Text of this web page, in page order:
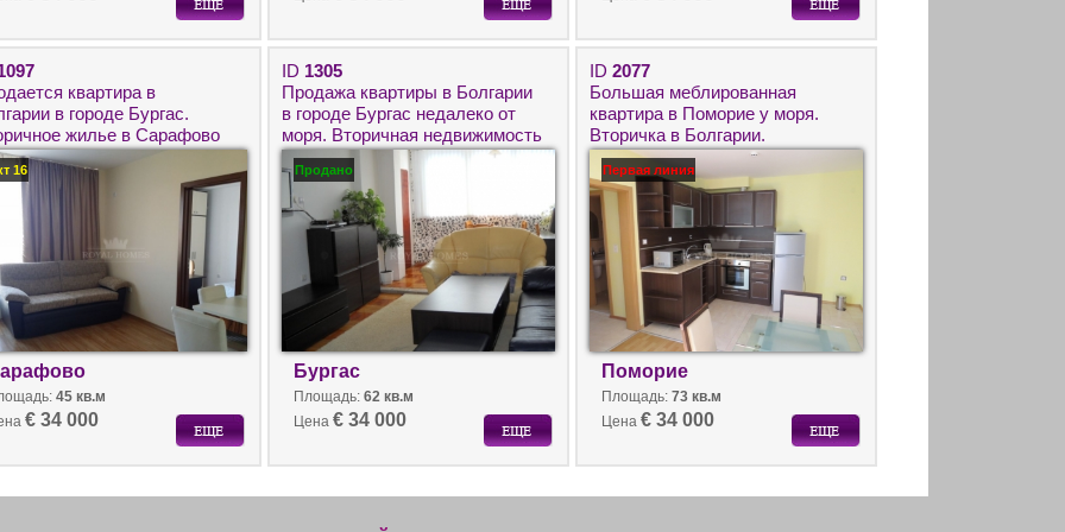
квартира в
в городе Бургас.
жилье в Сарафово
круглогодичного
16
45 кв.м
€ 34 000
ID 1305
Продажа квартиры в Болгарии
в городе Бургас недалеко от
моря. Вторичная недвижимость
для круглогодичного
проживания
Продано
Бургас
Площадь: 62 кв.м
Цена € 34 000
ID 2077
Большая меблированная
квартира в Поморие у моря.
Вторичка в Болгарии.
Первая линия
Поморие
Площадь: 73 кв.м
Цена € 34 000